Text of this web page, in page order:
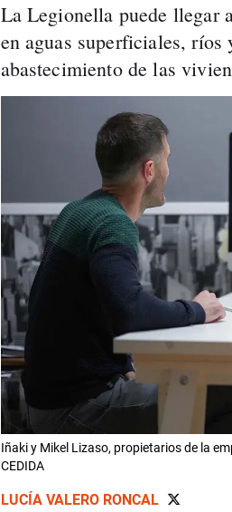
La Legionella puede llegar
en aguas superficiales, ríos
abastecimiento de las
Iñaki y Mikel Lizaso, propietarios de la
CEDIDA
LUCÍA VALERO RONCAL